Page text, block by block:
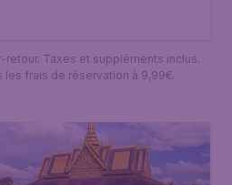
retour. Taxes et suppléments inclus.
frais de réservation à 9,99€.